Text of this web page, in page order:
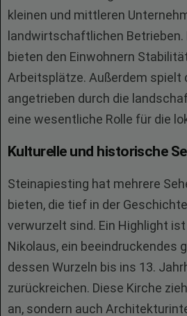
kleinen und mittleren
landwirtschaftlichen Betrieben.
bieten den Einwohnern
Arbeitsplätze. Außerdem spielt
angetrieben durch die
eine wesentliche Rolle für die
Kulturelle und historische
Steinapiesting hat mehrere
bieten, die tief in der
verwurzelt sind. Ein Highlight
Nikolaus, ein beeindruckendes
dessen Wurzeln bis ins 13.
zurückreichen. Diese Kirche
an, sondern auch